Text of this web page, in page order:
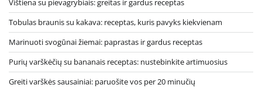
Vištiena su pievagrybiais: greitas ir gardus receptas
Tobulas braunis su kakava: receptas, kuris pavyks kiekvienam
Marinuoti svogūnai žiemai: paprastas ir gardus receptas
Purių varškėčių su bananais receptas: nustebinkite artimuosius
Greiti varškės sausainiai: paruošite vos per 20 minučių